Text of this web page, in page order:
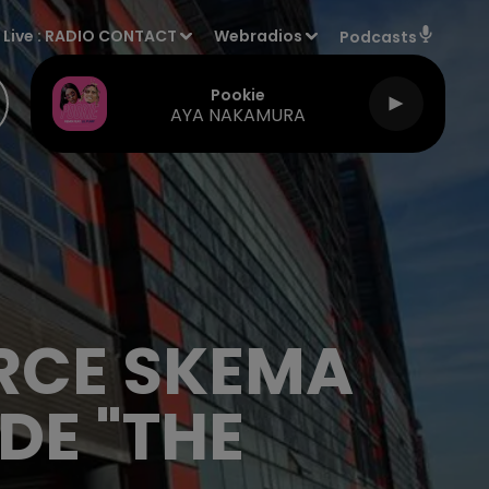
Live :RADIO CONTACT Webradios Podcasts
Pookie
AYA NAKAMURA
SKEMA
"THE